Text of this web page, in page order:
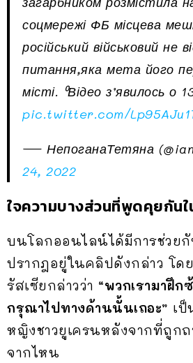
соцмережі ФБ місцева
російський військовий не
питання,яка мета його
місті. ⁰Відео з’явилось о
pic.twitter.com/
— НепоганаТетяна
24, 2022
ใจความบางส่วนที่พูดคุยกัน
บนโลกออนไลน์ได้มีการช่วย
ปรากฎอยู่ในคลิปดังกล่าว โด
รัสเซียกล่าวว่า “พวกเรามาฝึ
กรุณาไปทางด้านนั้นเถอะ” เ
หญิงชาวยูเครนหลังจากที่ถูกถ
จากไหน